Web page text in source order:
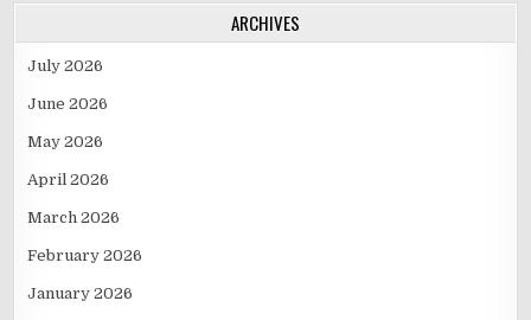
ARCHIVES
July 2026
June 2026
May 2026
April 2026
March 2026
February 2026
January 2026